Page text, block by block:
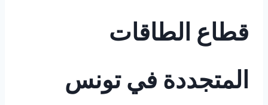
قطاع الطاقات
المتجددة في تونس